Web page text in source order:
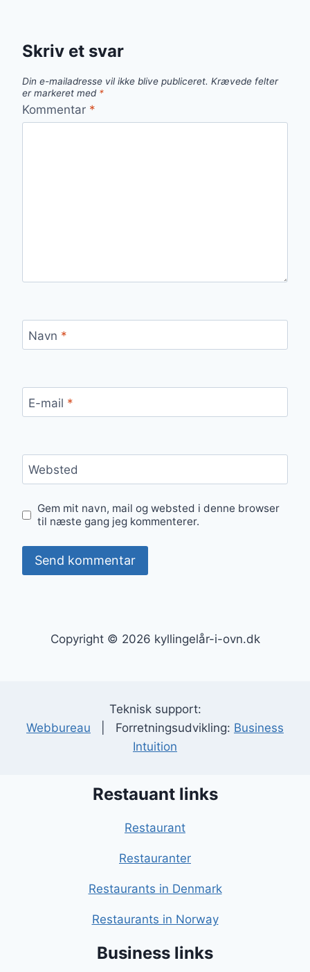
Skriv et svar
Din e-mailadresse vil ikke blive publiceret. Krævede felter
er markeret med *
Kommentar *
Navn *
E-mail *
Websted
Gem mit navn, mail og websted i denne browser
til næste gang jeg kommenterer.
Copyright © 2026 kyllingelår-i-ovn.dk
Teknisk support:
Webbureau | Forretningsudvikling: Business
Intuition
Restauant links
Restaurant
Restauranter
Restaurants in Denmark
Restaurants in Norway
Business links